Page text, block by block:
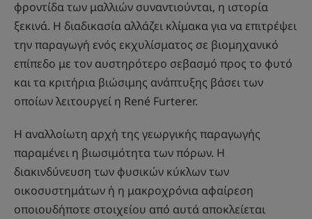
φροντίδα των μαλλιών συναντιούνται, η ιστορία
ξεκινά. Η διαδικασία αλλάζει κλίμακα για να επιτρέψει
την παραγωγή ενός εκχυλίσματος σε βιομηχανικό
επίπεδο με τον αυστηρότερο σεβασμό προς το φυτό
και τα κριτήρια βιώσιμης ανάπτυξης βάσει των
οποίων λειτουργεί η René Furterer.
Η αναλλοίωτη αρχή της γεωργικής παραγωγής
παραμένει η βιωσιμότητα των πόρων. Η
διακινδύνευση των φυσικών κύκλων των
οικοσυστημάτων ή η μακροχρόνια αφαίρεση
οποιουδήποτε στοιχείου από αυτά αποκλείεται